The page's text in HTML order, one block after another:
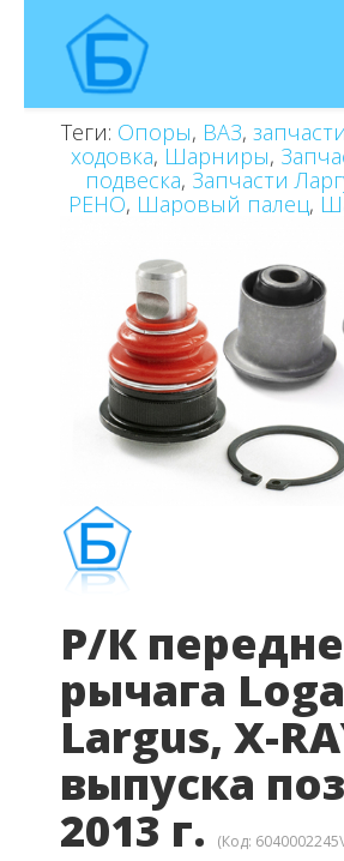
Теги: Опоры, ВАЗ,
ходовка, Шарниры,
подвеска, Запчасти
РЕНО, Шаровый палец,
Р/К
рычага
Largus, X-
выпуска
2013 г. (Код: